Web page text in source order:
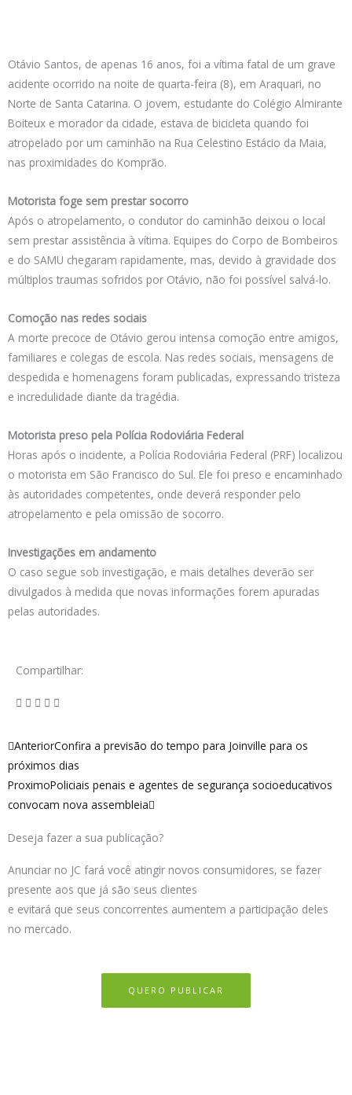
Otávio Santos, de apenas 16 anos, foi a vítima fatal de um grave
acidente ocorrido na noite de quarta-feira (8), em Araquari, no
Norte de Santa Catarina. O jovem, estudante do Colégio Almirante
Boiteux e morador da cidade, estava de bicicleta quando foi
atropelado por um caminhão na Rua Celestino Estácio da Maia,
nas proximidades do Komprão.
Motorista foge sem prestar socorro
Após o atropelamento, o condutor do caminhão deixou o local
sem prestar assistência à vítima. Equipes do Corpo de Bombeiros
e do SAMU chegaram rapidamente, mas, devido à gravidade dos
múltiplos traumas sofridos por Otávio, não foi possível salvá-lo.
Comoção nas redes sociais
A morte precoce de Otávio gerou intensa comoção entre amigos,
familiares e colegas de escola. Nas redes sociais, mensagens de
despedida e homenagens foram publicadas, expressando tristeza
e incredulidade diante da tragédia.
Motorista preso pela Polícia Rodoviária Federal
Horas após o incidente, a Polícia Rodoviária Federal (PRF) localizou
o motorista em São Francisco do Sul. Ele foi preso e encaminhado
às autoridades competentes, onde deverá responder pelo
atropelamento e pela omissão de socorro.
Investigações em andamento
O caso segue sob investigação, e mais detalhes deverão ser
divulgados à medida que novas informações forem apuradas
pelas autoridades.
Compartilhar:
Anterior
AnteriorConfira a previsão do tempo para Joinville para os
próximos dias
ProximoPoliciais penais e agentes de segurança socioeducativos
convocam nova assembleia
Próximo
Deseja fazer a sua publicação?
Anunciar no JC fará você atingir novos consumidores, se fazer
presente aos que já são seus clientes
e evitará que seus concorrentes aumentem a participação deles
no mercado.
QUERO PUBLICAR